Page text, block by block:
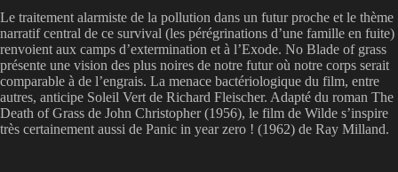
Le traitement alarmiste de la pollution dans un futur proche et le thème
narratif central de ce survival (les pérégrinations d’une famille en fuite)
renvoient aux camps d’extermination et à l’Exode. No Blade of grass
présente une vision des plus noires de notre futur où notre corps serait
comparable à de l’engrais. La menace bactériologique du film, entre
autres, anticipe Soleil Vert de Richard Fleischer. Adapté du roman The
Death of Grass de John Christopher (1956), le film de Wilde s’inspire
très certainement aussi de Panic in year zero ! (1962) de Ray Milland.